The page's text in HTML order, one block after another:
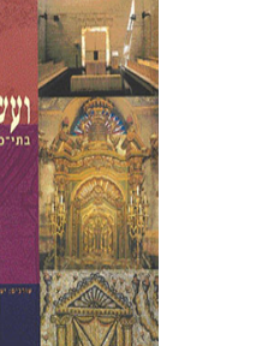
יעקב אשל
דוד קאסוטו